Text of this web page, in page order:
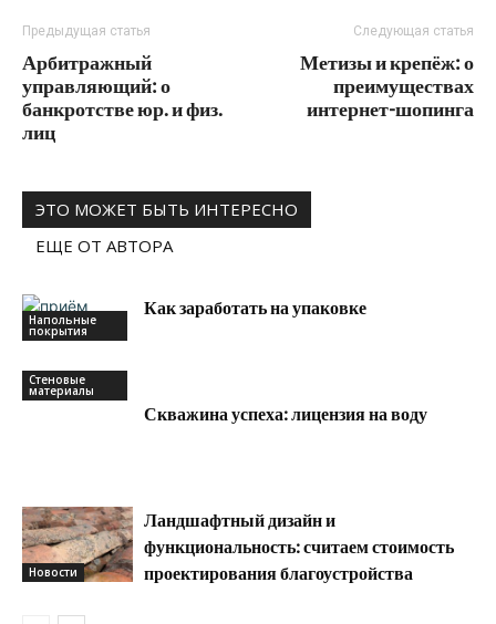
Предыдущая статья
Арбитражный
управляющий: о
банкротстве юр. и физ.
лиц
Следующая статья
Метизы и крепёж: о
преимуществах
интернет-шопинга
ЭТО МОЖЕТ БЫТЬ ИНТЕРЕСНО
ЕЩЕ ОТ АВТОРА
Напольные
покрытия
Как заработать на упаковке
Стеновые
материалы
Скважина успеха: лицензия на воду
Новости
Ландшафтный дизайн и
функциональность: считаем стоимость
проектирования благоустройства